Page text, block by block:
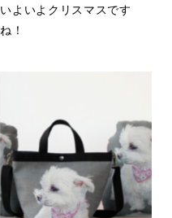
いよいよクリスマスです
ね！